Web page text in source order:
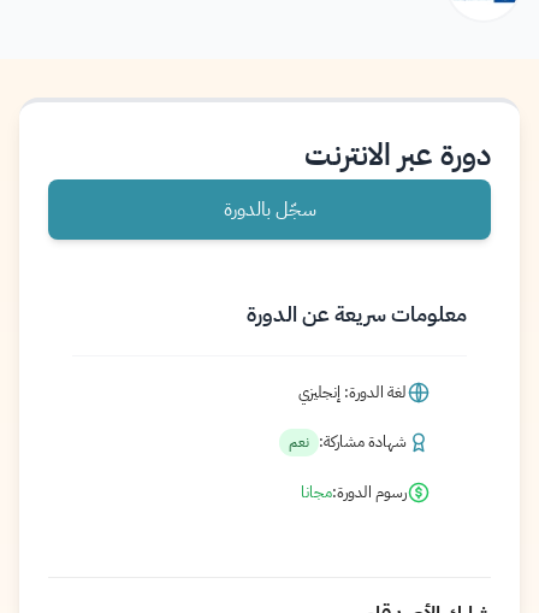
دورة عبر الانترنت
سجّل بالدورة
معلومات سريعة عن الدورة
لغة الدورة: إنجليزي
شهادة مشاركة: نعم
رسوم الدورة:مجانا